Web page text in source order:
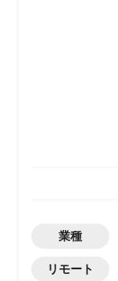
業種
リモート